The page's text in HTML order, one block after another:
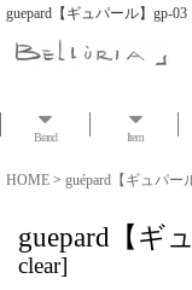
guepard【ギュパール】gp-03
Brand Item
HOME > guépard【ギュパー
guepard【ギ
clear]